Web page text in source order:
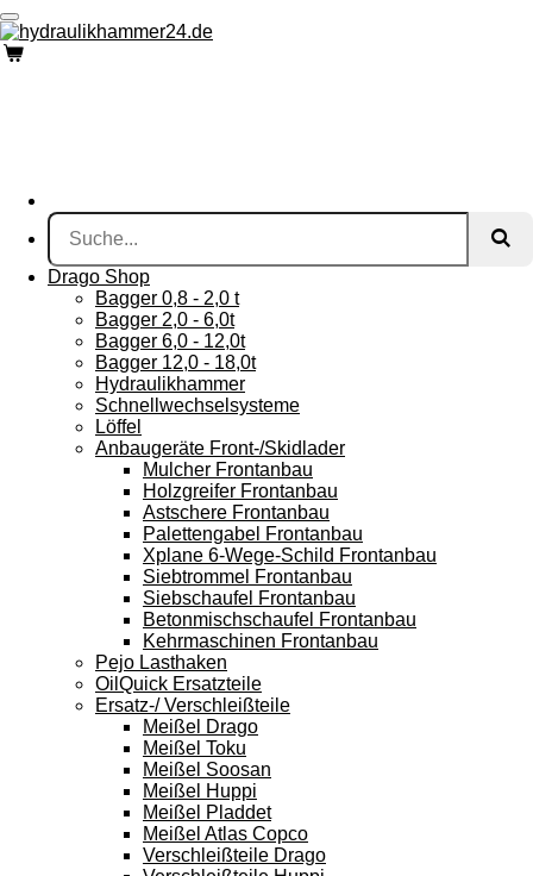
Zum
Hauptinhalt
springen
Drago Shop
Bagger 0,8 - 2,0 t
Bagger 2,0 - 6,0t
Bagger 6,0 - 12,0t
Bagger 12,0 - 18,0t
Hydraulikhammer
Schnellwechselsysteme
Löffel
Anbaugeräte Front-/Skidlader
Mulcher Frontanbau
Holzgreifer Frontanbau
Astschere Frontanbau
Palettengabel Frontanbau
Xplane 6-Wege-Schild Frontanbau
Siebtrommel Frontanbau
Siebschaufel Frontanbau
Betonmischschaufel Frontanbau
Kehrmaschinen Frontanbau
Pejo Lasthaken
OilQuick Ersatzteile
Ersatz-/ Verschleißteile
Meißel Drago
Meißel Toku
Meißel Soosan
Meißel Huppi
Meißel Pladdet
Meißel Atlas Copco
Verschleißteile Drago